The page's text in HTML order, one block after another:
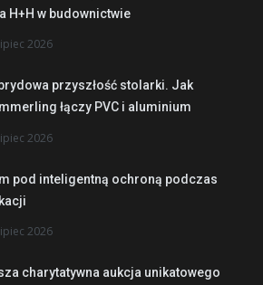
H+H w budownictwie
2026
przyszłość stolarki. Jak
łączy PVC i aluminium
2026
pod inteligentną ochroną podczas
2026
charytatywna aukcja unikatowego